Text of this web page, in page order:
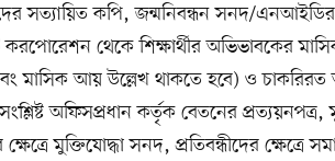
সত্যায়িত কপি, জন্মনিবন্ধন সনদ/
থেকে শিক্ষার্থীর অভিভাবকের
মাসিক আয় উল্লেখ থাকতে হবে) ও
অফিসপ্রধান কর্তৃক বেতনের প্রত্যয়নপত্র,
ক্ষেত্রে মুক্তিযোদ্ধা সনদ, প্রতিবন্ধীদের ক্ষেত্রে